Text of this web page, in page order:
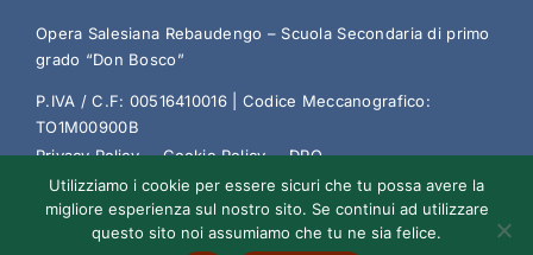
Opera Salesiana Rebaudengo – Scuola Secondaria di primo
grado “Don Bosco”
P.IVA / C.F: 00516410016 | Codice Meccanografico:
TO1M00900B
Privacy Policy
Cookie Policy
DPO
Trasparenza Amministrativa
Decreto Sviluppo
Utilizziamo i cookie per essere sicuri che tu possa avere la
migliore esperienza sul nostro sito. Se continui ad utilizzare
questo sito noi assumiamo che tu ne sia felice.